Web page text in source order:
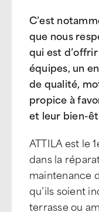
C’est
que nous
qui est
équipes, un
de qualité,
propice à
et leur bien-
ATTILA est le
dans la
maintenance
qu’ils soient
terrasse ou